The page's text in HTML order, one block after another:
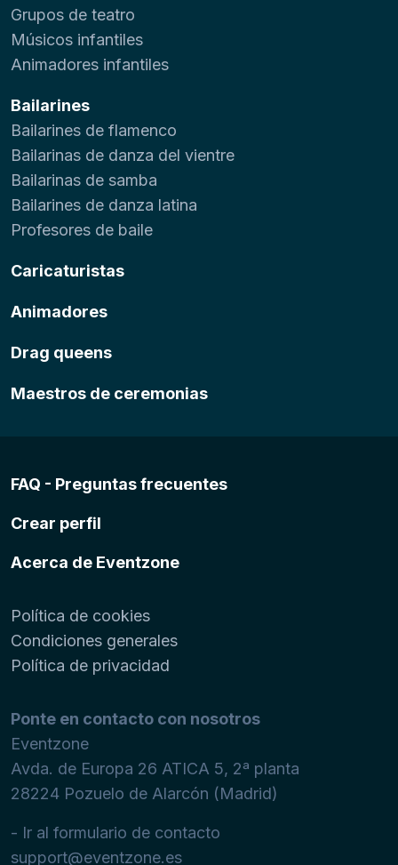
Grupos de teatro
Músicos infantiles
Animadores infantiles
Bailarines
Bailarines de flamenco
Bailarinas de danza del vientre
Bailarinas de samba
Bailarines de danza latina
Profesores de baile
Caricaturistas
Animadores
Drag queens
Maestros de ceremonias
FAQ - Preguntas frecuentes
Crear perfil
Acerca de Eventzone
Política de cookies
Condiciones generales
Política de privacidad
Ponte en contacto con nosotros
Eventzone
Avda. de Europa 26 ATICA 5, 2ª planta
28224 Pozuelo de Alarcón (Madrid)
- Ir al formulario de contacto
support@eventzone.es